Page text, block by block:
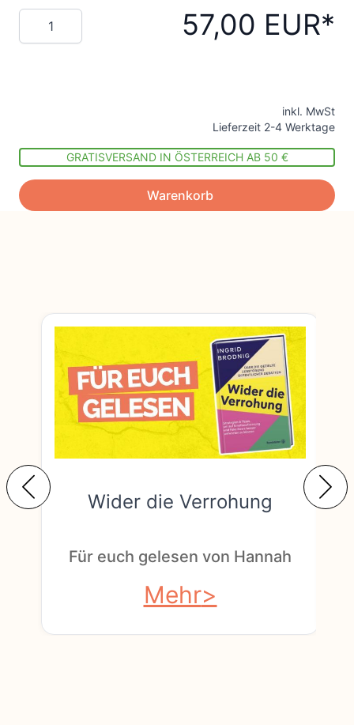
Menge 57,00 EUR
inkl. MwSt
Lieferzeit 2-4 Werktage
GRATISVERSAND IN ÖSTERREICH AB 50 €
Warenkorb
Wider die Verrohung
Für euch gelesen von Hannah
Mehr